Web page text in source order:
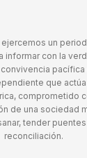
ejercemos un
informar con la
que
comprometido
de una sociedad
tender
reconciliación.